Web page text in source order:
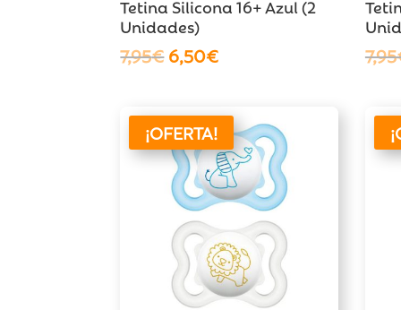
Tetina Silicona 16+ Azul (2
Unidades)
7,95€ El
era:
7,95€.
6,50€El
es:
6,50€.
7,95
¡OFERTA!